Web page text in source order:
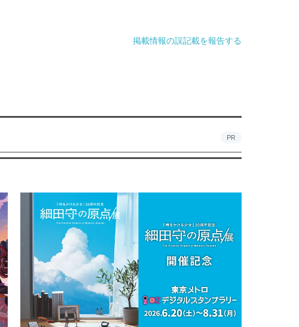
掲載情報の誤記載を報告する
PR